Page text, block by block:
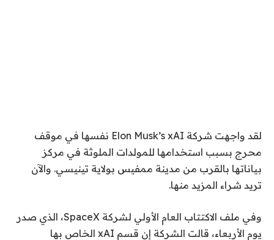
لقد واجهت شركة Elon Musk’s xAI نفسها في موقف
محرج بسبب استخدامها للمولدات الملوثة في مركز
بياناتها بالقرب من مدينة ممفيس بولاية تينيسي. والآن
تريد شراء المزيد منها.
وفي ملف الاكتتاب العام الأولي لشركة SpaceX، الذي صدر
يوم الأربعاء، قالت الشركة إن قسم xAI الخاص بها